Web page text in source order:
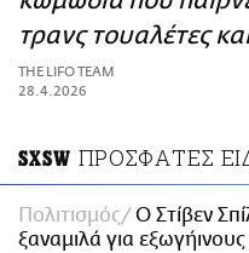
ΑΜΠΑ
PRINT
τρανς τουαλέτες
THE LIFO TEAM
28.4.2026
SXSW ΠΡΟΣΦΑΤΕΣ
Πολιτισμός
Ο Στίβεν
ξαναμιλά για εξωγήινους